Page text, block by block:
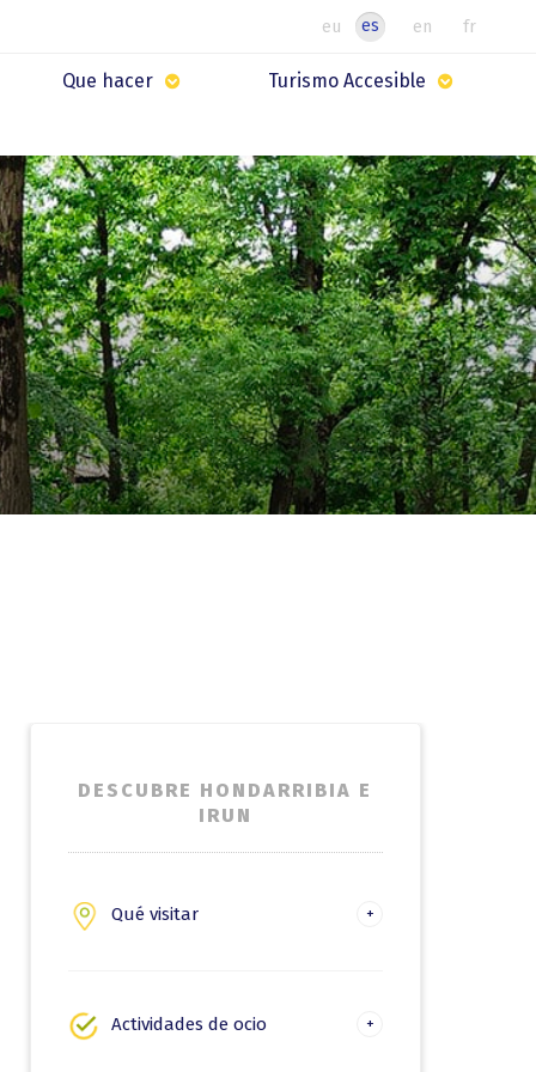
es
eu fr
en
Que hacer Turismo Accesible
DESCUBRE HONDARRIBIA E
IRUN
Qué visitar
Irun
Actividades de ocio